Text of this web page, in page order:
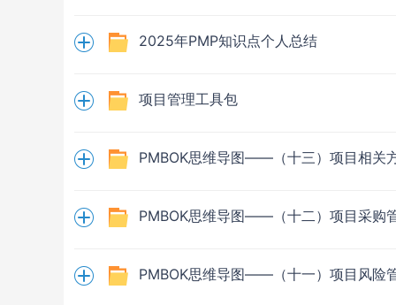
2025年PMP知识点个人总结
项目管理工具包
PMBOK思维导图——（十三）项目相关
PMBOK思维导图——（十二）项目采购
PMBOK思维导图——（十一）项目风险